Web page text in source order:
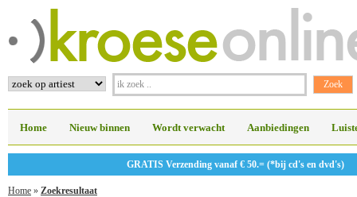
Home Nieuw binnen Wordt verwacht Aanbiedingen
GRATIS Verzending vanaf € 50.= (*bij cd's en dvd's)
Home » Zoekresultaat